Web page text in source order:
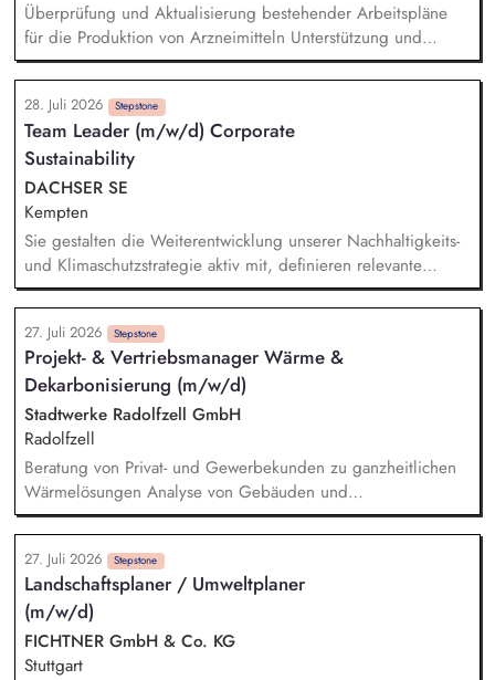
Überprüfung und Aktualisierung bestehender Arbeitspläne
für die Produktion von Arzneimitteln Unterstützung und
eigenständige Aufnahme von Prozesszeiten in der Produktion
Arzneimittel Analyse und Dokumentation von
Produktionsabläufen gemäß GMP-Richtlinien Auswertung und
Beurteilung von Prozessdaten zur Identifikation von
Verbesserungspotenzialen Unterstützung bei der
Implementierung von Änderungen in den Arbeitsplänen
Pflege und Verwaltung der Arbeitsplandokumentation in den
entsprechenden IT-Systemen
28. Juli 2026 Stepstone
Team Leader (m/w/d) Corporate
Sustainability
DACHSER SE
Kempten
Sie gestalten die Weiterentwicklung unserer Nachhaltigkeits-
und Klimaschutzstrategie aktiv mit, definieren relevante
Fokusthemen und übersetzen strategische Zielsetzungen in
konkrete Roadmaps und Umsetzungsmaßnahmen. Sie
verantworten den Aufbau, die Steuerung und
Weiterentwicklung von Klimaschutzprojekten und
Projektportfolios im Kontext der Zero-Emission-Transition,
beraten interne und externe Stakeholder und entwickeln
gemeinsam mit relevanten Fachbereichen kundenorientierte
Nachhaltigkeitslösungen.
27. Juli 2026 Stepstone
Projekt- & Vertriebsmanager Wärme &
Dekarbonisierung (m/w/d)
Stadtwerke Radolfzell GmbH
Radolfzell
Beratung von Privat- und Gewerbekunden zu ganzheitlichen
Wärmelösungen Analyse von Gebäuden und
Kundenbedürfnissen sowie Entwicklung maßgeschneiderter
Energie- und Versorgungskonzepte Erstellung, Präsentation
und aktive Nachverfolgung von Angeboten Ganzheitliche
Begleitung der Kunden – vom Erstkontakt bis zum
Vertragsabschluss sowie der Nachbetreuung
Eigenverantwortliche Steuerung und Umsetzung von
Projekten
27. Juli 2026 Stepstone
Landschaftsplaner / Umweltplaner
(m/w/d)
FICHTNER GmbH & Co. KG
Stuttgart